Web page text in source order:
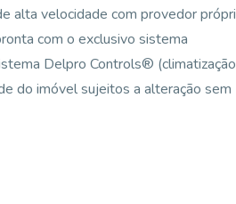
alta velocidade com provedor
com o exclusivo sistema
Delpro Controls®
do imóvel sujeitos a alteração sem